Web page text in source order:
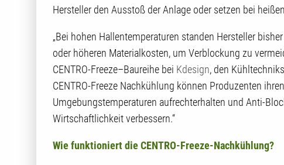
Hersteller den Ausstoß der Anlage oder setzen bei
„Bei hohen Hallentemperaturen standen Hersteller
oder höheren Materialkosten, um Verblockung zu
CENTRO-Freeze–Baureihe bei Kdesign, den
CENTRO-Freeze Nachkühlung können Produzenten
Umgebungstemperaturen aufrechterhalten und Anti-
Wirtschaftlichkeit verbessern.“
Wie funktioniert die CENTRO-Freeze-Nachkühlung?